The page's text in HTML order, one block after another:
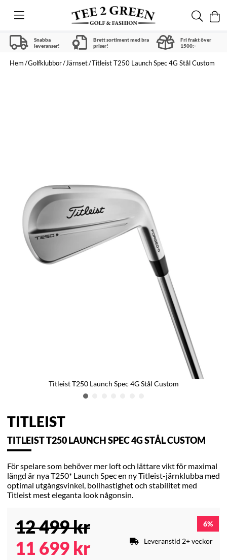
Snabba
leveranser!
Brett sortiment med bra
priser!
Fri frakt över
1500:-
Hem Golfklubbor Järnset Titleist T250 Launch Spec 4G Stål Custom
Titleist T250 Launch Spec 4G Stål Custom
TITLEIST
TITLEIST T250 LAUNCH SPEC 4G STÅL CUSTOM
För spelare som behöver mer loft och lättare vikt för maximal
längd är nya T250* Launch Spec en ny Titleist-järnklubba med
optimal utgångsvinkel, bollhastighet och stabilitet med
Titleist mest eleganta look någonsin.
12 499kr
11 699 kr
6
Leveranstid 2+ veckor